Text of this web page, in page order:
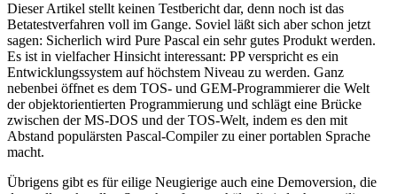
Dieser Artikel stellt keinen Testbericht dar, denn noch ist das
Betatestverfahren voll im Gange. Soviel läßt sich aber schon jetzt
sagen: Sicherlich wird Pure Pascal ein sehr gutes Produkt werden.
Es ist in vielfacher Hinsicht interessant: PP verspricht es ein
Entwicklungssystem auf höchstem Niveau zu werden. Ganz
nebenbei öffnet es dem TOS- und GEM-Programmierer die Welt
der objektorientierten Programmierung und schlägt eine Brücke
zwischen der MS-DOS und der TOS-Welt, indem es den mit
Abstand populärsten Pascal-Compiler zu einer portablen Sprache
macht.
Übrigens gibt es für eilige Neugierige auch eine Demoversion, die